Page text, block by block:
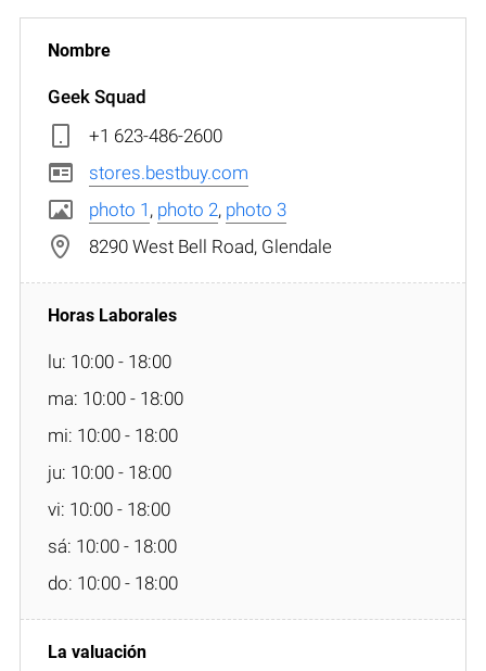
Geek Squad
+1 623-486-2600
stores.bestbuy.com
photo 1 , photo 2, photo 3
8290 West Bell Road, Glendale
lu: 10:00 - 18:00
ma: 10:00 - 18:00
mi: 10:00 - 18:00
ju: 10:00 - 18:00
vi: 10:00 - 18:00
sá: 10:00 - 18:00
do: 10:00 - 18:00